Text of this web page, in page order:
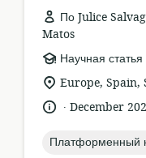
По Julice
Matos
формат
ресурса:
Научная статья
актуальное
Europe, Spain,
язык:.
опубликовано
December
topic:
Платформенный